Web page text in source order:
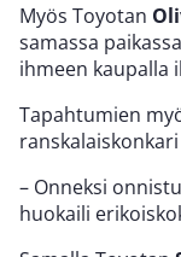
Myös Toyotan
samassa
ihmeen kaupalla
Tapahtumien
ranskalaiskonkari
– Onneksi
huokaili